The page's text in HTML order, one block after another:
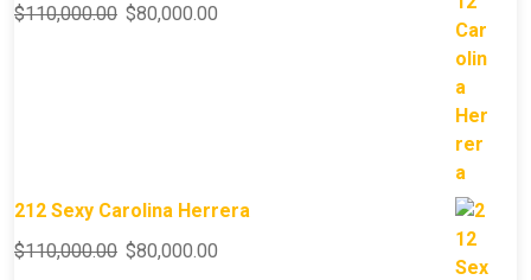
$110,000.00 $80,000.00
212 Sexy Carolina Herrera
$110,000.00 $80,000.00